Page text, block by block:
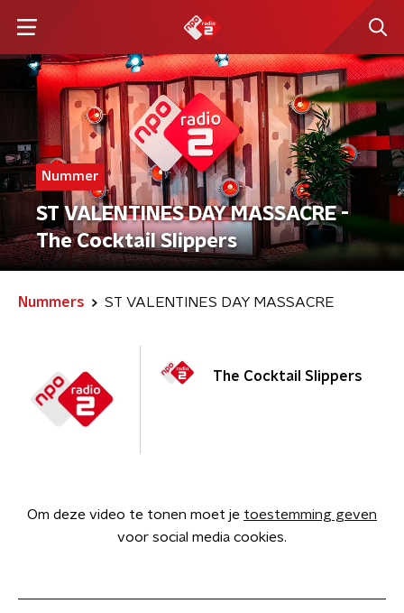
Nummer
ST VALENTINES DAY MASSACRE -
The Cocktail Slippers
Nummers ST VALENTINES DAY MASSACRE
The Cocktail Slippers
Om deze video te tonen moet je toestemming geven
voor social media cookies.